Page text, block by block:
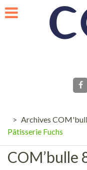
Skip
to
> Archives
Pâtisserie Fuchs
COM’bulle